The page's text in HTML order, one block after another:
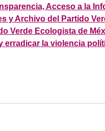
Acceso a la
y Archivo del Partido
Verde Ecologista de
erradicar la violencia